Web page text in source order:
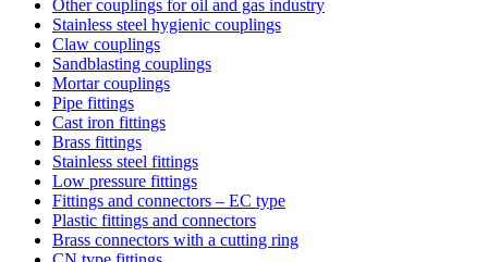
Other couplings for oil and gas industry
Stainless steel hygienic couplings
Claw couplings
Sandblasting couplings
Mortar couplings
Pipe fittings
Cast iron fittings
Brass fittings
Stainless steel fittings
Low pressure fittings
Fittings and connectors – EC type
Plastic fittings and connectors
Brass connectors with a cutting ring